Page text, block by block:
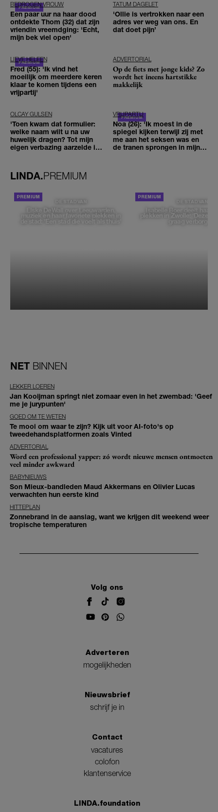
BEDROGEN VROUW
Een paar uur na haar dood
ontdekte Thom (32) dat zijn
vriendin vreemdging: 'Echt,
mijn bek viel open'
TATUM DAGELET
'Ollie is vertrokken naar een
adres ver weg van ons. En
dat doet pijn’
LIEVE HELEEN
Fred (55): 'Ik vind het
moeilijk om meerdere keren
klaar te komen tijdens een
vrijpartij'
ADVERTORIAL
Op de fiets met jonge kids? Zo
wordt het ineens hartstikke
makkelijk
OLCAY GULSEN
'Toen kwam dat formulier:
welke naam wilt u na uw
huwelijk dragen? Tot mijn
eigen verbazing aarzelde ik
VRIJPARTIJ
Noa (26): 'Ik moest in de
spiegel kijken terwijl zij met
me aan het seksen was en
de tranen sprongen in mijn
LINDA.PREMIUM
DE STAD VAN
Elske DeWall over Leeuwarden,
muziek en haar favoriete plekken in
de stad: 'Een stad die voelt als thuis'
DE STAD VAN
Isabelle Boer deelt haar
plekken in Zwolle: 'Deze
graag verborgen'
NET BINNEN
LEKKER LOEREN
Jan Kooijman springt niet zomaar even in het zwembad: 'Geef
me je jurypunten'
GOED OM TE WETEN
Te mooi om waar te zijn? Kijk uit voor AI-foto's op
tweedehandsplatformen zoals Vinted
ADVERTORIAL
Word een professional yapper: zó wordt nieuwe mensen ontmoeten
veel minder awkward
BABYNIEUWS
Son Mieux-bandleden Maud Akkermans en Olivier Lucas
verwachten hun eerste kind
HITTEPLAN
Zonnebrand in de aanslag, want we krijgen dit weekend weer
tropische temperaturen
Volg ons
Adverteren
mogelijkheden
Nieuwsbrief
schrijf je in
Contact
vacatures
colofon
klantenservice
LINDA.foundation